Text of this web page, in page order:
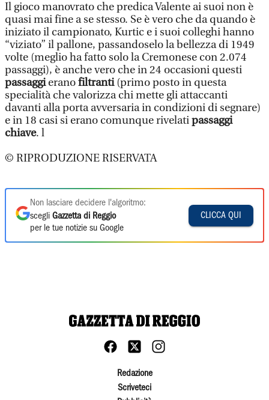
Il gioco manovrato che predica Valente ai suoi non è
quasi mai fine a se stesso. Se è vero che da quando è
iniziato il campionato, Kurtic e i suoi colleghi hanno
“viziato” il pallone, passandoselo la bellezza di 1949
volte (meglio ha fatto solo la Cremonese con 2.074
passaggi), è anche vero che in 24 occasioni questi
passaggieranofiltranti(primo posto in questa
specialità che valorizza chi mette gli attaccanti
davanti alla porta avversaria in condizioni di segnare)
e in 18 casi si erano comunque rivelatipassaggi
chiave. l
© RIPRODUZIONE RISERVATA
Non lasciare decidere l'algoritmo:
scegli Gazzetta di Reggio
per le tue notizie su Google
CLICCA QUI
Redazione
Scriveteci